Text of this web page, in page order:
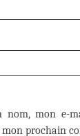
nom, mon e-
prochain